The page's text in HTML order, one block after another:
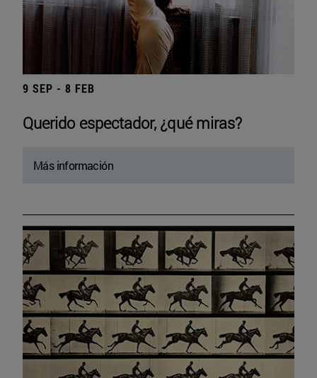
9 SEP - 8 FEB
Querido espectador, ¿qué miras?
Más información